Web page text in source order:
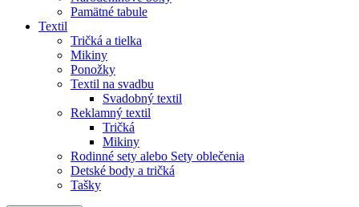
Pamätné tabule
Textil
Tričká a tielka
Mikiny
Ponožky
Textil na svadbu
Svadobný textil
Reklamný textil
Tričká
Mikiny
Rodinné sety alebo Sety oblečenia
Detské body a tričká
Tašky